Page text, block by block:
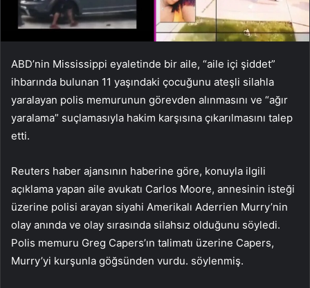
ABD’nin Mississippi eyaletinde bir aile, “aile içi şiddet”
ihbarında bulunan 11 yaşındaki çocuğunu ateşli silahla
yaralayan polis memurunun görevden alınmasını ve “ağır
yaralama” suçlamasıyla hakim karşısına çıkarılmasını talep
etti.
Reuters haber ajansının haberine göre, konuyla ilgili
açıklama yapan aile avukatı Carlos Moore, annesinin isteği
üzerine polisi arayan siyahi Amerikalı Aderrien Murry’nin
olay anında ve olay sırasında silahsız olduğunu söyledi.
Polis memuru Greg Capers’ın talimatı üzerine Capers,
Murry’yi kurşunla göğsünden vurdu. söylenmiş.